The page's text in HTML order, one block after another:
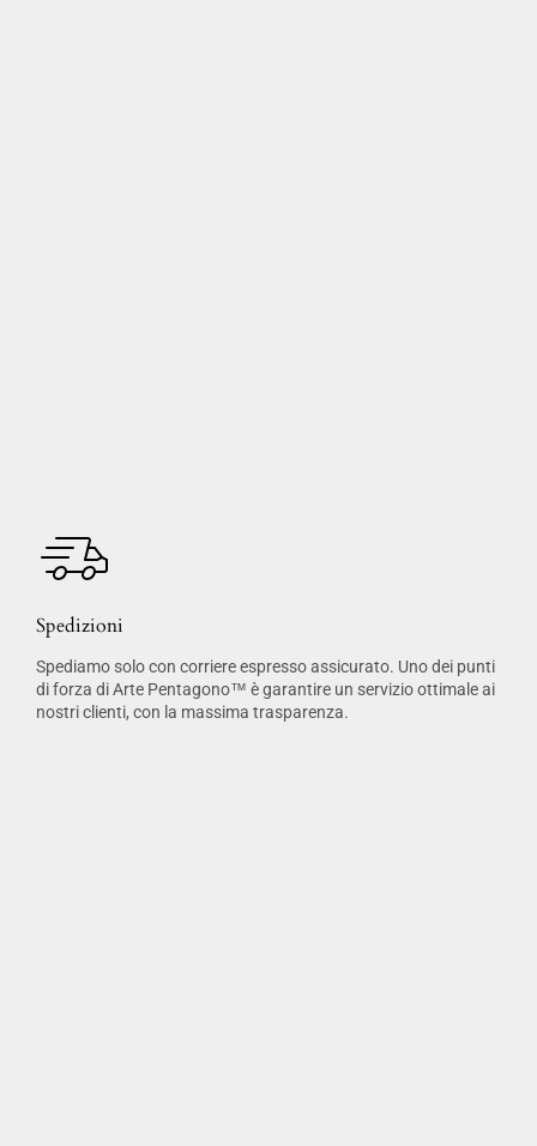
Spedizioni
Spediamo solo con corriere espresso assicurato. Uno dei punti
di forza di Arte Pentagono™ è garantire un servizio ottimale ai
nostri clienti, con la massima trasparenza.